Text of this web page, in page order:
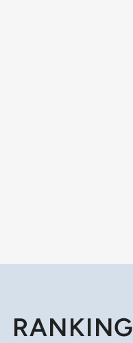
RANKING